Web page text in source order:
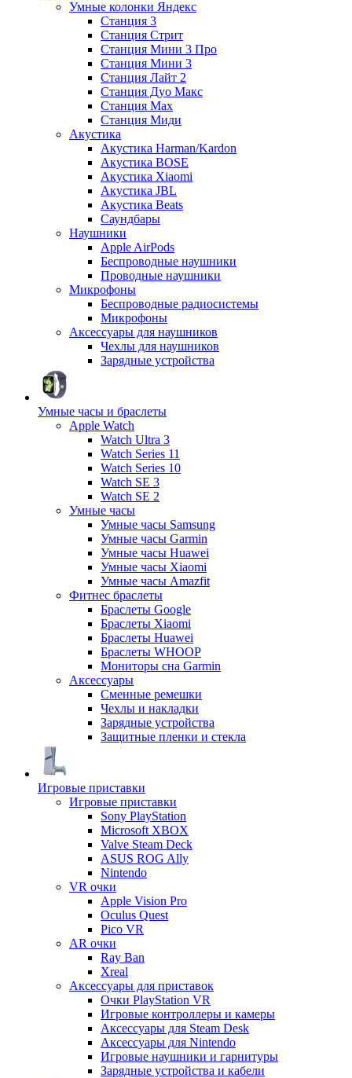
Умные колонки Яндекс
Станция 3
Станция Стрит
Станция Мини 3 Про
Станция Мини 3
Станция Лайт 2
Станция Дуо Макс
Станция Max
Станция Миди
Акустика
Акустика Harman/Kardon
Акустика BOSE
Акустика Xiaomi
Акустика JBL
Акустика Beats
Саундбары
Наушники
Apple AirPods
Беспроводные наушники
Проводные наушники
Микрофоны
Беспроводные радиосистемы
Микрофоны
Аксессуары для наушников
Чехлы для наушников
Зарядные устройства
Умные часы и браслеты
Apple Watch
Watch Ultra 3
Watch Series 11
Watch Series 10
Watch SE 3
Watch SE 2
Умные часы
Умные часы Samsung
Умные часы Garmin
Умные часы Huawei
Умные часы Xiaomi
Умные часы Amazfit
Фитнес браслеты
Браслеты Google
Браслеты Xiaomi
Браслеты Huawei
Браслеты WHOOP
Мониторы сна Garmin
Аксессуары
Сменные ремешки
Чехлы и накладки
Зарядные устройства
Защитные пленки и стекла
Игровые приставки
Игровые приставки
Sony PlayStation
Microsoft XBOX
Valve Steam Deck
ASUS ROG Ally
Nintendo
VR очки
Apple Vision Pro
Oculus Quest
Pico VR
AR очки
Ray Ban
Xreal
Аксессуары для приставок
Очки PlayStation VR
Игровые контроллеры и камеры
Аксессуары для Steam Desk
Аксессуары для Nintendo
Игровые наушники и гарнитуры
Зарядные устройства и кабели